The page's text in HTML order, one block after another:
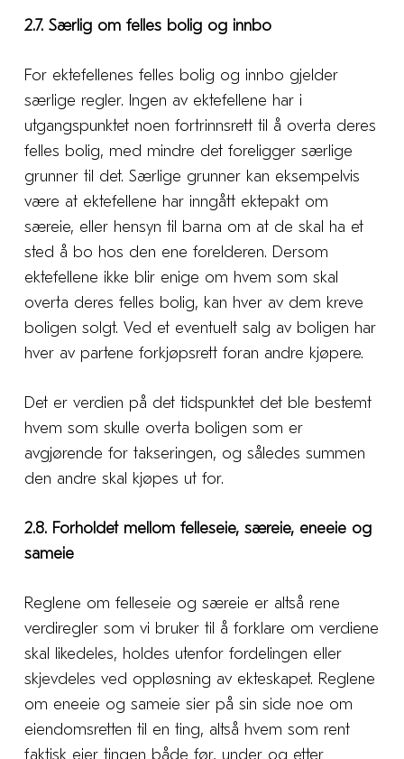
2.7. Særlig om felles bolig og innbo
For ektefellenes felles bolig og innbo gjelder
særlige regler. Ingen av ektefellene har i
utgangspunktet noen fortrinnsrett til å overta deres
felles bolig, med mindre det foreligger særlige
grunner til det. Særlige grunner kan eksempelvis
være at ektefellene har inngått ektepakt om
særeie, eller hensyn til barna om at de skal ha et
sted å bo hos den ene forelderen. Dersom
ektefellene ikke blir enige om hvem som skal
overta deres felles bolig, kan hver av dem kreve
boligen solgt. Ved et eventuelt salg av boligen har
hver av partene forkjøpsrett foran andre kjøpere.
Det er verdien på det tidspunktet det ble bestemt
hvem som skulle overta boligen som er
avgjørende for takseringen, og således summen
den andre skal kjøpes ut for.
2.8. Forholdet mellom felleseie, særeie, eneeie og
sameie
Reglene om felleseie og særeie er altså rene
verdiregler som vi bruker til å forklare om verdiene
skal likedeles, holdes utenfor fordelingen eller
skjevdeles ved oppløsning av ekteskapet. Reglene
om eneeie og sameie sier på sin side noe om
eiendomsretten til en ting, altså hvem som rent
faktisk eier tingen både før, under og etter